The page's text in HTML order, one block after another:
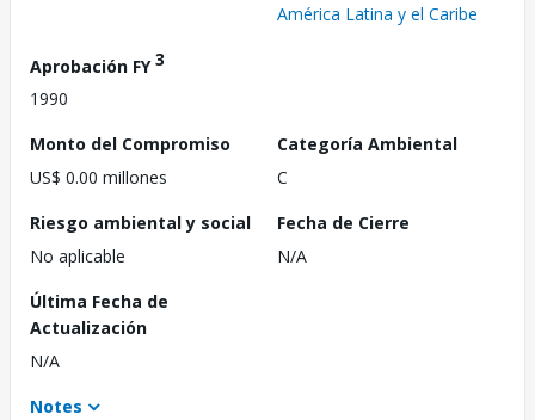
América Latina y el Caribe
Aprobación FY3
1990
Monto del Compromiso
US$ 0.00 millones
Categoría Ambiental
C
Riesgo ambiental y social
No aplicable
Fecha de Cierre
N/A
Última Fecha de
Actualización
N/A
Notes